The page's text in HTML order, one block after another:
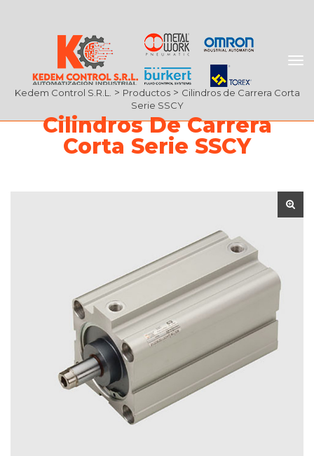
Kedem Control S.R.L. > Producto > Cilindros de Carrera Corta
Serie SSCY
Cilindros De Carrera
Corta Serie SSCY